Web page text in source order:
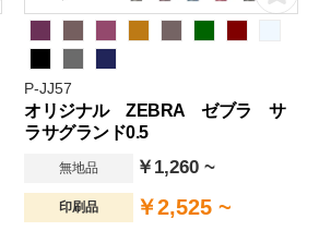
P-JJ57
オリジナル ZEBRA ゼブラ サ
ラサグランド0.5
無地品 ￥1,260 ~
印刷品 ￥2,525 ~